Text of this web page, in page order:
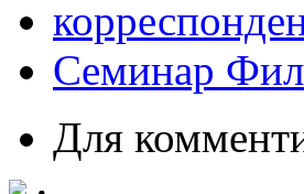
Семинар
Для